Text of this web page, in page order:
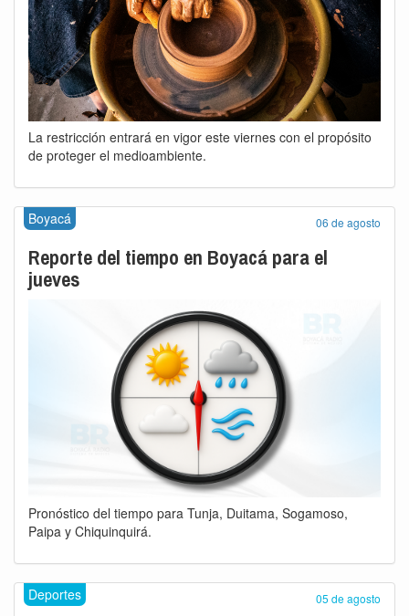
La restricción entrará en vigor este viernes con el propósito
de proteger el medioambiente.
Boyacá 06 de agosto
Reporte del tiempo en Boyacá para el
jueves
Pronóstico del tiempo para Tunja, Duitama, Sogamoso,
Paipa y Chiquinquirá.
Deportes 05 de agosto